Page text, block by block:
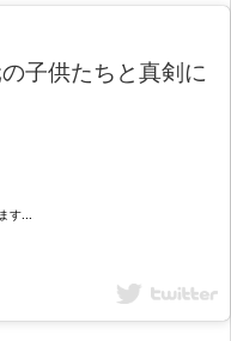
子供たちと真剣に
す...